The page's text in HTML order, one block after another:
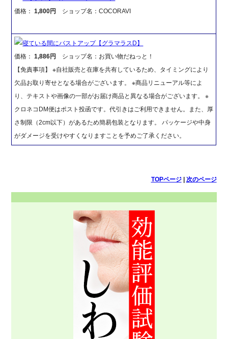
価格：1,800円 ショップ名：COCORAVI
寝ている間にバストアップ【グラマラスD】
価格：1,886円
ショップ名：お買い物だねっと！
【免責事項】 ※自社販売と在庫を共有しているため、タイミングにより
欠品お取り寄せとなる場合がございます。 ※商品リニューアル等によ
り、テキストや画像の一部がお届け商品と異なる場合がございます。 ※
クロネコDM便はポスト投函です。代引きはご利用できません。また、厚
さ制限（2cm以下）があるため簡易包装となります。 パッケージや中身
がダメージを受けやすくなりますことを予めご了承ください。
TOPページ| 次のページ